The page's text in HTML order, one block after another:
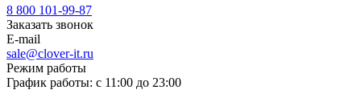
8 800 101-99-87
Заказать звонок
E-mail
sale@clover-it.ru
Режим работы
График работы: с 11:00 до 23:00